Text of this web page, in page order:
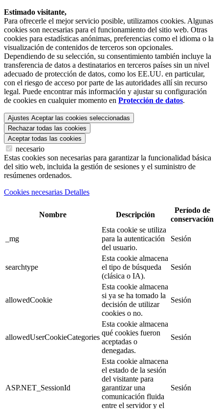
Estimado visitante,
Para ofrecerle el mejor servicio posible, utilizamos cookies. Algunas
cookies son necesarias para el funcionamiento del sitio web. Otras
cookies para estadísticas anónimas, preferencias como el idioma o la
visualización de contenidos de terceros son opcionales.
Dependiendo de su selección, su consentimiento también incluye la
transferencia de datos a destinatarios en terceros países sin un nivel
adecuado de protección de datos, como los EE.UU. en particular,
con el riesgo de acceso por parte de las autoridades allí sin recurso
legal. Puede encontrar más información y ajustar su configuración
de cookies en cualquier momento en Protección de datos.
Ajustes Aceptar las cookies seleccionadas
Rechazar todas las cookies
Aceptar todas las cookies
necesario
Estas cookies son necesarias para garantizar la funcionalidad básica
del sitio web, incluida la gestión de sesiones y el suministro de
resúmenes ordenados.
Cookies necesarias Detalles
Nombre Descripción
Período de
conservación
_mg
Esta cookie se utiliza
para la autenticación
del usuario.
Sesión
searchtype
Esta cookie almacena
el tipo de búsqueda
(clásica o IA).
Sesión
allowedCookie
Esta cookie almacena
si ya se ha tomado la
decisión de utilizar
cookies o no.
Sesión
allowedUserCookieCategories
Esta cookie almacena
qué cookies fueron
aceptadas o
denegadas.
Sesión
ASP.NET_SessionId
Esta cookie almacena
el estado de la sesión
del visitante para
garantizar una
comunicación fluida
entre el servidor y el
Sesión